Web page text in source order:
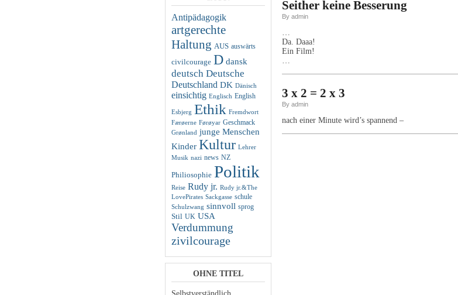
Antipädagogik
artgerechte
Haltung AUS auswärts
civilcourage D dansk
deutsch Deutsche
Deutschland DK Dänisch
einsichtig Englisch English
Esbjerg Ethik Fremdwort
Færøerne Førøyar Geschmack
Grønland junge Menschen
Kinder Kultur Lehrer
Musik nazi news NZ
Philiosophie Politik
Reise Rudy jr. Rudy jr.&The
LovePirates Sackgasse schule
Schulzwang sinnvoll sprog
Stil UK USA
Verdummung
zivilcourage
OHNE TITEL
Seither keine Besserung
By admin
…
Da. Daaa!
Ein Film!
…
3 x 2 = 2 x 3
By admin
nach einer Minute wird’s spannend –